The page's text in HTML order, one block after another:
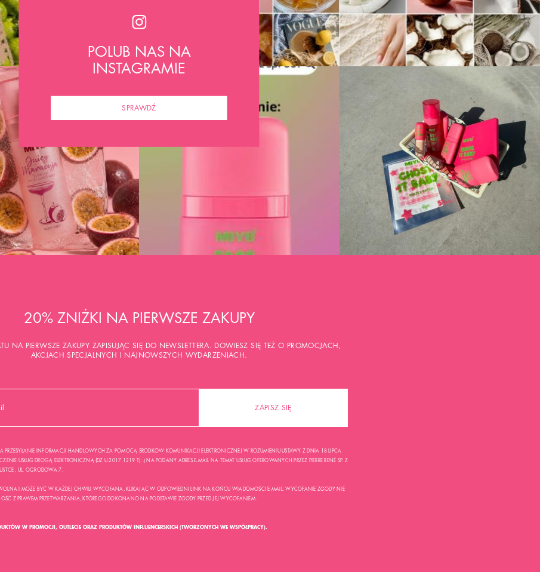
POLUB NAS NA
INSTAGRAMIE
SPRAWDŹ
20% ZNIŻKI NA PIERWSZE ZAKUPY
NA PIERWSZE ZAKUPY ZAPISUJĄC SIĘ DO NEWSLETTERA. DOWIESZ SIĘ TEŻ O PROMOCJACH,
AKCJACH SPECJALNYCH I NAJNOWSZYCH WYDARZENIACH.
ZAPISZ SIĘ
PRZESYŁANIE INFORMACJI HANDLOWYCH ZA POMOCĄ ŚRODKÓW KOMUNIKACJI ELEKTRONICZNEJ W ROZUMIENIU USTAWY Z DNIA 18 LIPCA
USŁUG DROGĄ ELEKTRONICZNĄ (DZ.U.2017.1219 TJ..) NA PODANY ADRES E-MAIL NA TEMAT USŁUG OFEROWANYCH PRZEZ PIERRE RENÉ SP. Z
, UL. OGRODOWA 7.
I MOŻE BYĆ W KAŻDEJ CHWILI WYCOFANA, KLIKAJĄC W ODPOWIEDNI LINK NA KOŃCU WIADOMOŚCI E-MAIL. WYCOFANIE ZGODY NIE
Z PRAWEM PRZETWARZANIA, KTÓREGO DOKONANO NA PODSTAWIE ZGODY PRZED JEJ WYCOFANIEM.
W PROMOCJI, OUTLECIE ORAZ PRODUKTÓW INFLUENCERSKICH (TWORZONYCH WE WSPÓŁPRACY).